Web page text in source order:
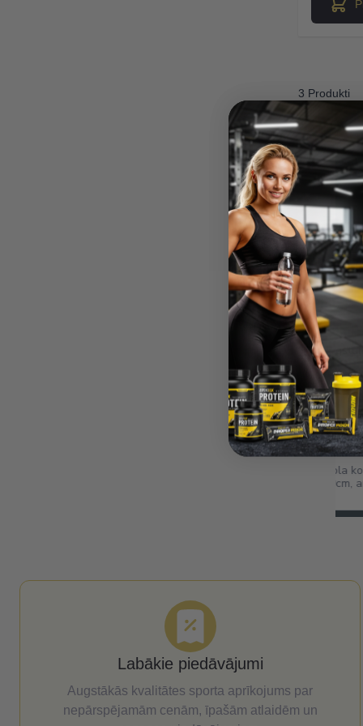
3 Produkti
Madara M. Verified Buyer
Ātra piegāde. Lieliska
Ātra piegāde. Lieliska apkalpošana.
Labākie piedāvājumi
Augstākās kvalitātes sporta aprīkojums par
nepārspējamām cenām, īpašām atlaidēm un